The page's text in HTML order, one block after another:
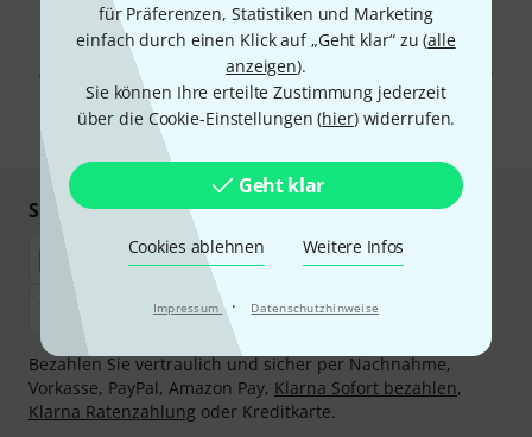
für Präferenzen, Statistiken und Marketing
einfach durch einen Klick auf „Geht klar“ zu (alle
anzeigen).
Sie können Ihre erteilte Zustimmung jederzeit
über die Cookie-Einstellungen (hier) widerrufen.
Geht klar
Cookies ablehnen Weitere Infos
Impressum · Datenschutzhinweise
Mit Klick auf „Jetzt anmelden“ stimmen Sie dem Erhalt von E-Mail-
Werbung und einer Messung des E-Mail-Nutzungsverhaltens zu. Die
Abmeldung ist jederzeit möglich. Weitere Informationen finden Sie in
unserenDatenschutzhinweisen.
* Pflichtfeld
Sicher einkaufen & bezahlen
Bezahlen Sie vertraulich und sicher per Nachnahme,
Vorkasse, PayPal, Amazon Pay, Klarna Sofort bezahlen,
Klarna Ratenzahlung oder Kreditkarte.